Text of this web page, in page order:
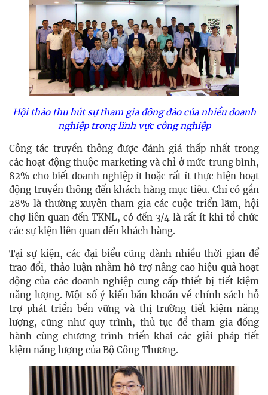
Hội thảo thu hút sự tham gia đông đảo của nhiều doanh
nghiệp trong lĩnh vực công nghiệp
Công tác truyền thông được đánh giá thấp nhất trong
các hoạt động thuộc marketing và chỉ ở mức trung bình,
82% cho biết doanh nghiệp ít hoặc rất ít thực hiện hoạt
động truyền thông đến khách hàng mục tiêu. Chỉ có gần
28% là thường xuyên tham gia các cuộc triển lãm, hội
chợ liên quan đến TKNL, có đến 3/4 là rất ít khi tổ chức
các sự kiện liên quan đến khách hàng.
Tại sự kiện, các đại biểu cũng dành nhiều thời gian để
trao đổi, thảo luận nhằm hỗ trợ nâng cao hiệu quả hoạt
động của các doanh nghiệp cung cấp thiết bị tiết kiệm
năng lượng. Một số ý kiến băn khoăn về chính sách hỗ
trợ phát triển bền vững và thị trường tiết kiệm năng
lượng, cũng như quy trình, thủ tục để tham gia đồng
hành cùng chương trình triển khai các giải pháp tiết
kiệm năng lượng của Bộ Công Thương.